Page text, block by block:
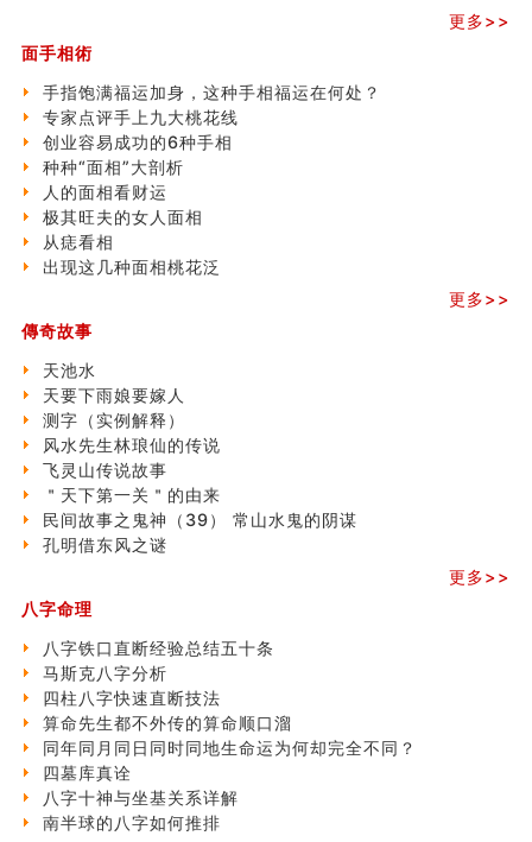
南半球的八字如何推排
玄空本义(六)
额相与命运
风水先生林琅仙的传说
从痣看相
姓名陰陽配置的凶吉
六爻測住宅風水 (四)
玄空本义 (五)
财务办公室风水布局
精选1500个五行属木的字
八字算命：女命八字里日坐伤官克夫？
订婚就是定结婚日子吗
清朝慈禧太后命造 (名人八字淺析七）
玄空本义 (三)
飞灵山传说故事
命理解说：想请问什么时候能够遇到姻缘结婚？
商舖選址的風水講究 (下)
吉凶神跳上大运时的断法【四柱技巧】
家居常見風水形煞及化解方法 (一)
玄空本义 (二)
出现这几种面相桃花泛
寓意好的五行属水的汉字有哪些？五行属水的汉字大全
玄空本义 (一)
＂天下第一关＂的由来
无名指长的人有艺术天赋？手指长短能看出什么？
六爻測住宅風水 (三)
別再一知半解！正解住宅風水十大禁忌
《盲派命理》 ( 十六）
更多>>
面手相術
手指饱满福运加身，这种手相福运在何处？
专家点评手上九大桃花线
创业容易成功的6种手相
种种“面相”大剖析
人的面相看财运
极其旺夫的女人面相
从痣看相
出现这几种面相桃花泛
更多>>
傳奇故事
天池水
天要下雨娘要嫁人
测字（实例解释）
风水先生林琅仙的传说
飞灵山传说故事
＂天下第一关＂的由来
民间故事之鬼神（39） 常山水鬼的阴谋
孔明借东风之谜
更多>>
八字命理
八字铁口直断经验总结五十条
马斯克八字分析
四柱八字快速直断技法
算命先生都不外传的算命顺口溜
同年同月同日同时同地生命运为何却完全不同？
四墓库真诠
八字十神与坐基关系详解
南半球的八字如何推排